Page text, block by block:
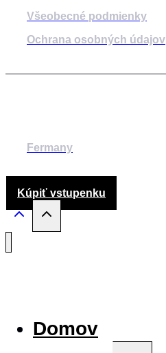
Všeobecné podmienky
Ochrana osobných údajov
Fermany
Kúpiť vstupenku
Domov